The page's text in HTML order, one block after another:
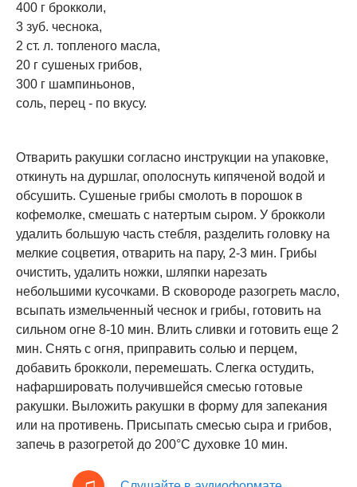
400 г брокколи,
3 зуб. чеснока,
2 ст. л. топленого масла,
20 г сушеных грибов,
300 г шампиньонов,
соль, перец - по вкусу.
Отварить ракушки согласно инструкции на упаковке,
откинуть на дуршлаг, ополоснуть кипяченой водой и
обсушить. Сушеные грибы смолоть в порошок в
кофемолке, смешать с натертым сыром. У брокколи
удалить большую часть стебля, разделить головку на
мелкие соцветия, отварить на пару, 2-3 мин. Грибы
очистить, удалить ножки, шляпки нарезать
небольшими кусочками. В сковороде разогреть масло,
всыпать измельченный чеснок и грибы, готовить на
сильном огне 8-10 мин. Влить сливки и готовить еще 2
мин. Снять с огня, приправить солью и перцем,
добавить брокколи, перемешать. Слегка остудить,
нафаршировать получившейся смесью готовые
ракушки. Выложить ракушки в форму для запекания
или на противень. Присыпать смесью сыра и грибов,
запечь в разогретой до 200°С духовке 10 мин.